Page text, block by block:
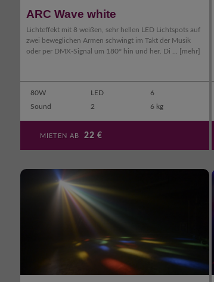
ARC Wave white
Lichteffekt mit 8 weißen, sehr hellen LED Lichtspots auf
zwei beweglichen Armen schwingt im Takt der Musik
oder per DMX-Signal um 180° hin und her. Di ...
[mehr]
80W LED
6
Sound
2 6 kg
MIETEN AB22 €